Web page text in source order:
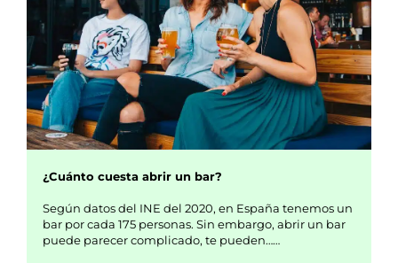
¿Cuánto cuesta abrir un bar?
Según datos del INE del 2020, en España tenemos un
bar por cada 175 personas. Sin embargo, abrir un bar
puede parecer complicado, te pueden……